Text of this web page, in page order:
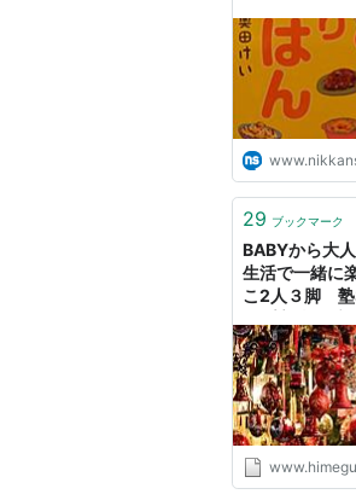
29 ブックマーク
BABYから大
生活で一緒に
こ2人３脚 塾
すきになる♬